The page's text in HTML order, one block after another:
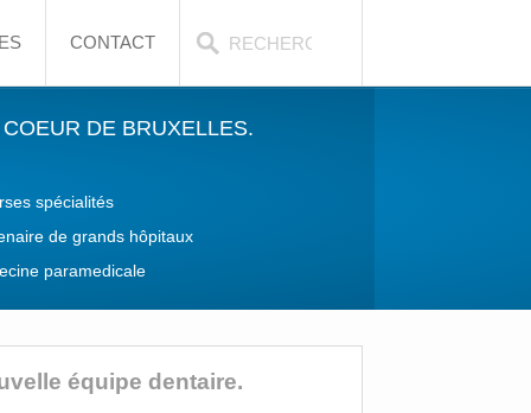
CONTACT
DE BRUXELLES.
spécialités
de grands hôpitaux
paramedicale
équipe dentaire.